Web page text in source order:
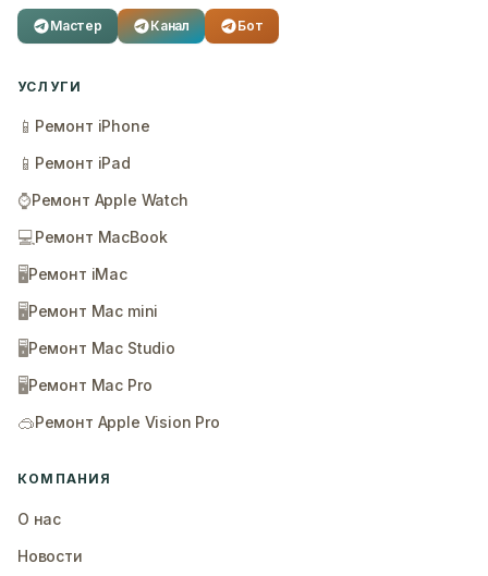
Мастер Канал Бот
УСЛУГИ
📱 Ремонт iPhone
📱 Ремонт iPad
⌚Ремонт Apple Watch
💻Ремонт MacBook
🖥️Ремонт iMac
🖥️Ремонт Mac mini
🖥️Ремонт Mac Studio
🖥️Ремонт Mac Pro
🥽Ремонт Apple Vision Pro
КОМПАНИЯ
О нас
Новости